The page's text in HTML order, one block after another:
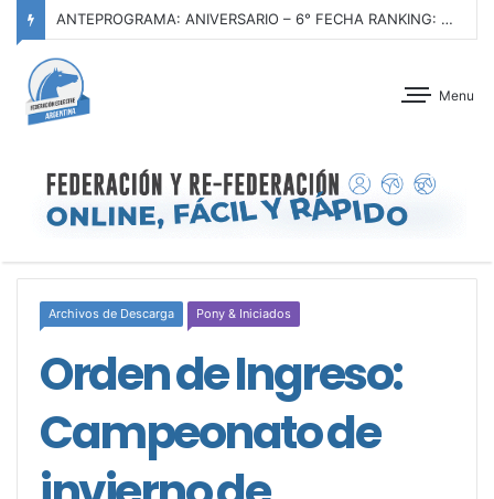
ANTEPROGRAMA: 5° FECHA CAMPEONATO DE INICIACIÓN A LA ACTIVIDAD ECUESTRE ZONA METROPOLITANA SUR – CLUB HÍPICO LA PLATA – 23 DE AGOSTO 2026
Menu
Archivos de Descarga Pony & Iniciados
Orden de Ingreso:
Campeonato de